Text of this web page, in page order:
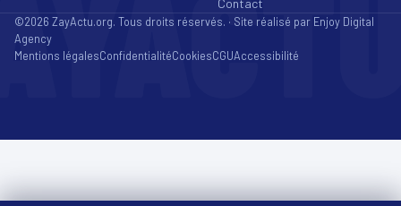
©2026 ZayActu.org. Tous droits réservés. · Site réalisé par Enjoy Digital
Agency
Mentions légalesConfidentialitéCookiesCGUAccessibilité